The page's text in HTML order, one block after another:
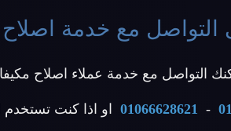
التواصل مع خدمة اصلاح
التواصل مع خدمة عملاء اصلاح
-
01066628621 او اذا كنت تستخدم